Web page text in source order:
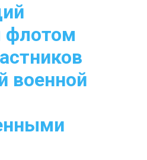
флотом
военной